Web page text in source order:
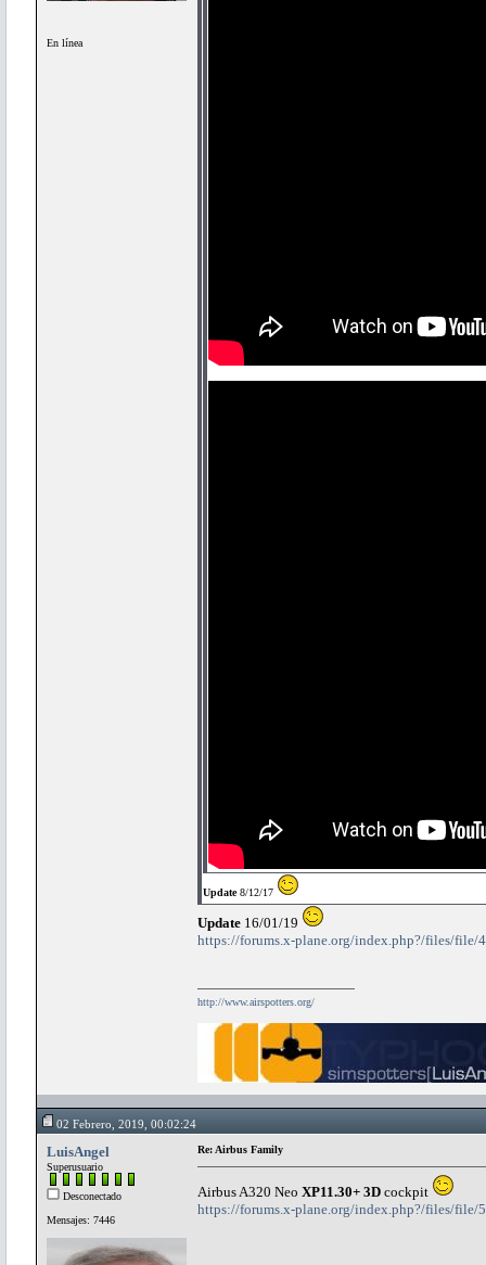
En línea
Update8/12/17
Update 16/01/19
https://forums.x-plane.org/index.php?/files/file/
http://www.airspotters.org/
02 Febrero, 2019, 00:02:24
LuisAngel
Superusuario
Desconectado
Mensajes: 7446
Re: Airbus Family
Airbus A320 Neo XP11.30+ 3D cockpit
https://forums.x-plane.org/index.php?/files/file/